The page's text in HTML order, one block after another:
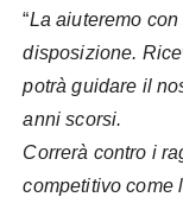
“La aiuteremo
disposizione.
potrà guidare il
anni scorsi.
Correrà contro i
competitivo come